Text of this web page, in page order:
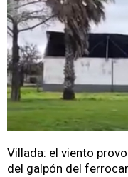
Villada: el viento
del galpón del